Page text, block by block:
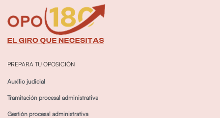
PREPARA TU OPOSICIÓN
Auxilio judicial
Tramitación procesal administrativa
Gestión procesal administrativa